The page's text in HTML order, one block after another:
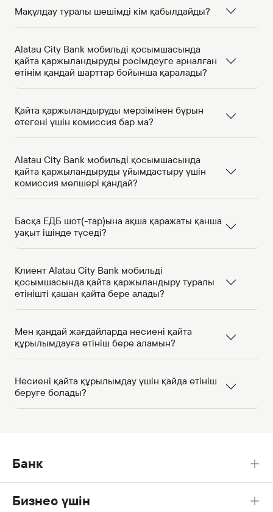
Мақұлдау туралы шешімді кім қабылдайды?
Alatau City Bank мобильді қосымшасында
қайта қаржыландыруды рәсімдеуге арналған
өтінім қандай шарттар бойынша қаралады?
Қайта қаржыландыруды мерзімінен бұрын
өтегені үшін комиссия бар ма?
Alatau City Bank мобильді қосымшасында
қайта қаржыландыруды ұйымдастыру үшін
комиссия мөлшері қандай?
Басқа ЕДБ шот(-тар)ына ақша қаражаты қанша
уақыт ішінде түседі?
Клиент Alatau City Bank мобильді
қосымшасында қайта қаржыландыру туралы
өтінішті қашан қайта бере алады?
Мен қандай жағдайларда несиені қайта
құрылымдауға өтініш бере аламын?
Несиені қайта құрылымдау үшін қайда өтініш
беруге болады?
Банк
Бизнес үшін